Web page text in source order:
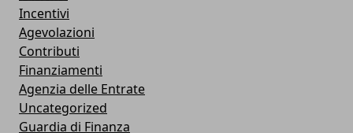
Incentivi
Agevolazioni
Contributi
Finanziamenti
Agenzia delle Entrate
Uncategorized
Guardia di Finanza